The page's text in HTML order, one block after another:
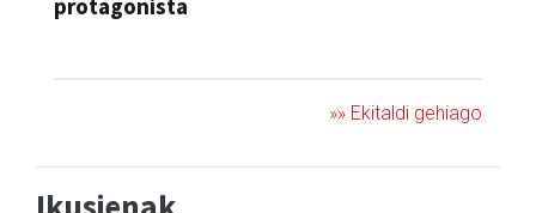
»» Ekitaldi gehiago